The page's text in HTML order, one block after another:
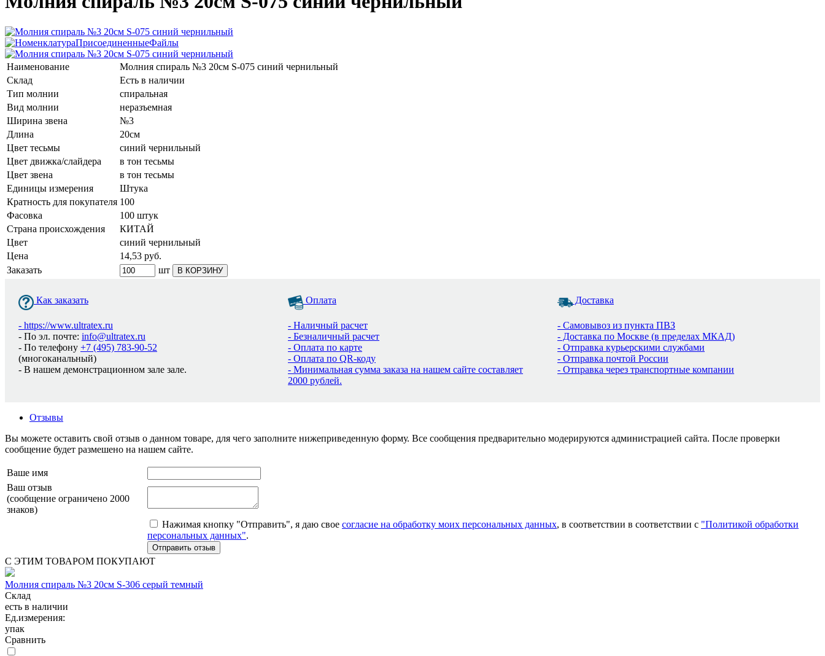
Наименование
Молния спираль №3 20см S-075 синий чернильный
Склад
Есть в наличии
Тип молнии
спиральная
Вид молнии
неразъемная
Ширина звена
№3
Длина
20см
Цвет тесьмы
синий чернильный
Цвет движка/слайдера
в тон тесьмы
Цвет звена
в тон тесьмы
Единицы измерения
Штука
Кратность для покупателя 100
Фасовка
100 штук
Страна происхождения
КИТАЙ
Цвет
синий чернильный
Цена
14,53 руб.
Заказать
шт В КОРЗИНУ
Как заказать
- https://www.ultratex.ru
- По эл. почте: info@ultratex.ru
- По телефону +7 (495) 783-90-52
(многоканальный)
- В нашем демонстрационном зале зале.
Оплата
- Наличный расчет
- Безналичный расчет
- Оплата по карте
- Оплата по QR-коду
- Минимальная сумма заказа на нашем сайте составляет
2000 рублей.
Доставка
- Самовывоз из пункта ПВЗ
- Доставка по Москве (в пределах МКАД)
- Отправка курьерскими службами
- Отправка почтой России
- Отправка через транспортные компании
Отзывы
Вы можете оставить свой отзыв о данном товаре, для чего заполните нижеприведенную форму. Все сообщения предварительно модерируются администрацией сайта. После проверки
сообщение будет размешено на нашем сайте.
Ваше имя
Ваш отзыв
(сообщение ограничено 2000
знаков)
Нажимая кнопку "Отправить", я даю свое согласие на обработку моих персональных данных, в соответствии в соответствии с "Политикой обработки
персональных данных".
С ЭТИМ ТОВАРОМ ПОКУПАЮТ
Молния спираль №3 20см S-306 серый темный
Склад
есть в наличии
Ед.измерения:
упак
Сравнить